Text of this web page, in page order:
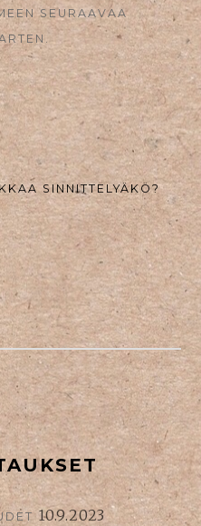
SEURAAVAA
SINNITTELYÄKÖ?
10.9.2023